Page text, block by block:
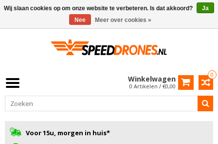
0
Winkelwagen
0 Artikelen / €0,00
Voor 15u, morgen in huis*
Wij slaan cookies op om onze website te verbeteren. Is dat akkoord?
Ja
Nee
Meer over cookies »